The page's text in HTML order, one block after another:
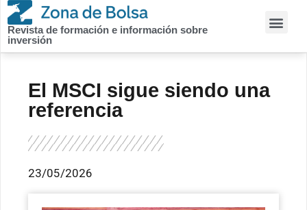
Revista de formación e información sobre
inversión
El MSCI sigue siendo una
referencia
23/05/2026